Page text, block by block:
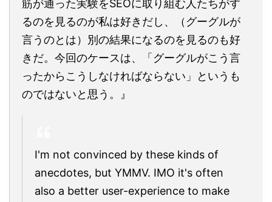
筋が通った実験をSEOに取り組む人たちがす
るのを見るのが私は好きだし、（グーグルが
言うのとは）別の結果になるのを見るのも好
きだ。今回のケースは、「グーグルがこう言
ったからこうしなければならない」というも
のではないと思う。』
I'm not convinced by these kinds of
anecdotes, but YMMV. IMO it's often
also a better user-experience to make